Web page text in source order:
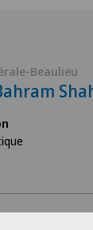
Beaulieu